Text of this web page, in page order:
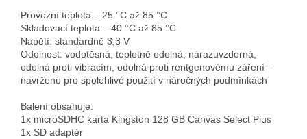
Provozní teplota: –25 °C až 85 °C
Skladovací teplota: –40 °C až 85 °C
Napětí: standardně 3,3 V
Odolnost: vodotěsná, teplotně odolná, nárazuvzdorná,
odolná proti vibracím, odolná proti rentgenovému záření –
navrženo pro spolehlivé použití v náročných podmínkách
Balení obsahuje:
1x microSDHC karta Kingston 128 GB Canvas Select Plus
1x SD adaptér